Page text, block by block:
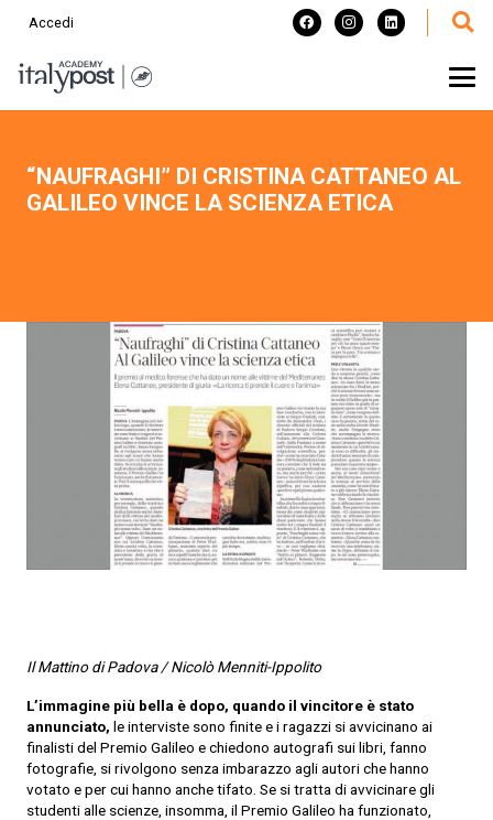
Accedi
“NAUFRAGHI” DI CRISTINA CATTANEO AL
GALILEO VINCE LA SCIENZA ETICA
Il Mattino di Padova / Nicolò Menniti-Ippolito
L’immagine più bella è dopo, quando il vincitore è stato
annunciato, le interviste sono finite e i ragazzi si avvicinano ai
finalisti del Premio Galileo e chiedono autografi sui libri, fanno
fotografie, si rivolgono senza imbarazzo agli autori che hanno
votato e per cui hanno anche tifato. Se si tratta di avvicinare gli
studenti alle scienze, insomma, il Premio Galileo ha funzionato,